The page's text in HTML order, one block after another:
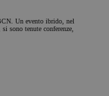
Un evento ibrido, nel
sono tenute conferenze,